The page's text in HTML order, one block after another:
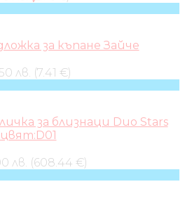
за къпане Зайче
лв. (7.41 €)
за близнаци Duo Stars
цвят:D01
лв. (608.44 €)